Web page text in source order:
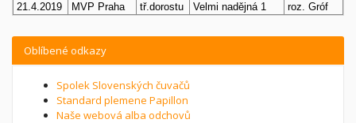
21.4.2019
MVP Praha tř.dorostu Velmi nadějná 1 roz. Gróf
Oblíbené odkazy
Spolek Slovenských čuvačů
Standard plemene Papillon
Naše webová alba odchovů